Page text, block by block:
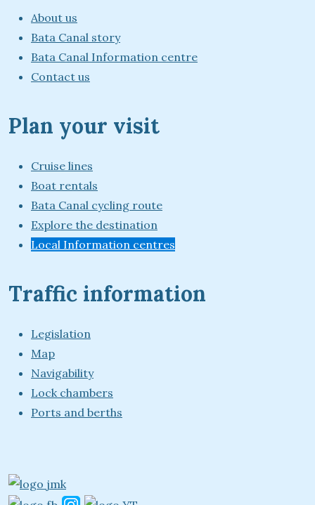
About us
Bata Canal story
Bata Canal Information centre
Contact us
Plan your visit
Cruise lines
Boat rentals
Bata Canal cycling route
Explore the destination
Local Information centres
Traffic information
Legislation
Map
Navigability
Lock chambers
Ports and berths